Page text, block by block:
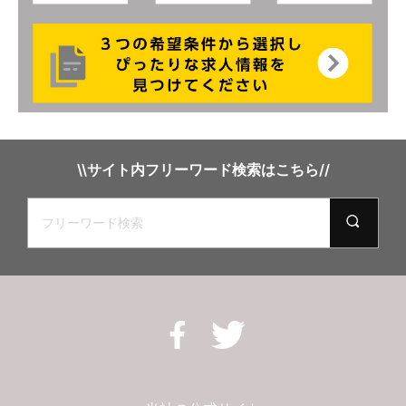
\\サイト内フリーワード検索はこちら//